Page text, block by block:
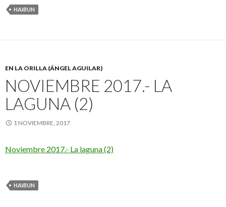
HAIBUN
EN LA ORILLA (ÁNGEL AGUILAR)
NOVIEMBRE 2017.- LA
LAGUNA (2)
1 NOVIEMBRE, 2017
Noviembre 2017.- La laguna (2)
HAIBUN